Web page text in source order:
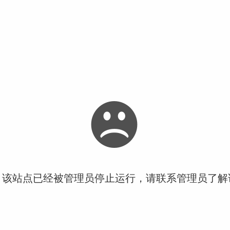
站点已经被管理员停止运行，请联系管理员了